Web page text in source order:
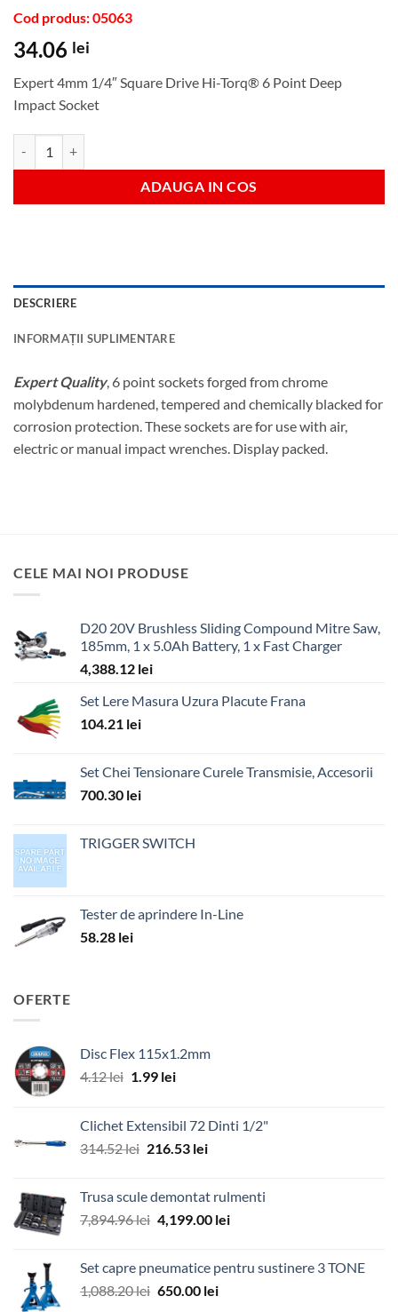
Cod produs: 05063
34.06 lei
Expert 4mm 1/4″ Square Drive Hi-Torq® 6 Point Deep
Impact Socket
ADAUGA IN COS
DESCRIERE
INFORMAȚII SUPLIMENTARE
Expert Quality, 6 point sockets forged from chrome
molybdenum hardened, tempered and chemically blacked for
corrosion protection. These sockets are for use with air,
electric or manual impact wrenches. Display packed.
CELE MAI NOI PRODUSE
D20 20V Brushless Sliding Compound Mitre Saw,
185mm, 1 x 5.0Ah Battery, 1 x Fast Charger
4,388.12 lei
Set Lere Masura Uzura Placute Frana
104.21 lei
Set Chei Tensionare Curele Transmisie, Accesorii
700.30 lei
TRIGGER SWITCH
Tester de aprindere In-Line
58.28 lei
OFERTE
Disc Flex 115x1.2mm
4.12lei Prețul
fost:
4.12 lei.
1.99 leiPrețul
1.99 lei.
Clichet Extensibil 72 Dinti 1/2"
314.52lei Prețul
fost:
314.52 lei.
216.53 leiPrețul
216.53 lei.
Trusa scule demontat rulmenti
7,894.96lei Prețul
fost:
7,894.96 lei.
4,199.00 leiPrețul
4,199.00 lei.
Set capre pneumatice pentru sustinere 3 TONE
1,088.20lei Prețul
650.00 leiPrețul